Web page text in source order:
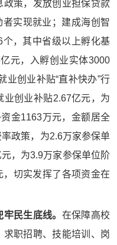
政策，发放创业担保贷款
实现就业；建成海创智
，其中省级以上孵化基
元，入孵创业实体3000
业创业补贴“直补快办”行
创业补贴2.67亿元，为
金1163万元，金额居全
政策，为2.6万家参保单
，为3.9万家参保单位阶
切实发挥了各项资金在
民生底线。 在保障高校
职招聘、技能培训、岗